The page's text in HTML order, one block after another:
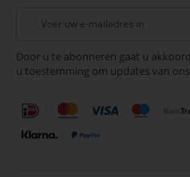
onze
nieuwsbrief
Door u te abonneren gaat u
u toestemming om updates van